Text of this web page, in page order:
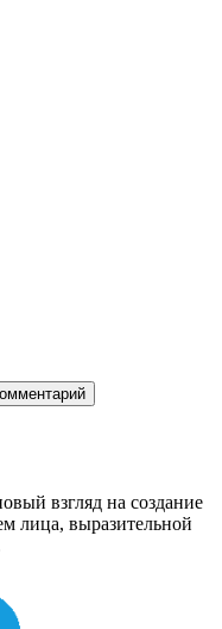
взгляд на создание
лица, выразительной